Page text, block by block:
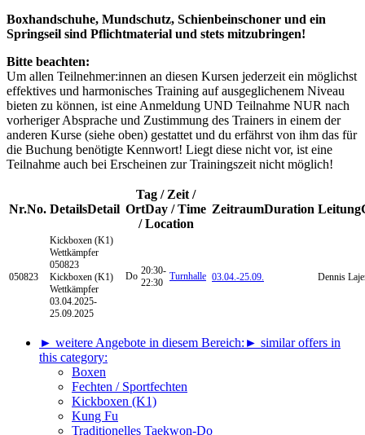
Boxhandschuhe, Mundschutz, Schienbeinschoner und ein
Springseil sind Pflichtmaterial und stets mitzubringen!
Bitte beachten:
Um allen Teilnehmer:innen an diesen Kursen jederzeit ein möglichst
effektives und harmonisches Training auf ausgeglichenem Niveau
bieten zu können, ist eine Anmeldung UND Teilnahme NUR nach
vorheriger Absprache und Zustimmung des Trainers in einem der
anderen Kurse (siehe oben) gestattet und du erfährst von ihm das für
die Buchung benötigte Kennwort! Liegt diese nicht vor, ist eine
Teilnahme auch bei Erscheinen zur Trainingszeit nicht möglich!
Nr.No. DetailsDetail
Tag / Zeit /
OrtDay / Time
/ Location
ZeitraumDuration Leitung
050823
Kickboxen (K1)
Wettkämpfer
050823
Kickboxen (K1)
Wettkämpfer
03.04.2025-
25.09.2025
Do 20:30-
22:30
Turnhalle 03.04.-25.09. Dennis
► weitere Angebote in diesem Bereich: ► similar offers in
this category:
Boxen
Fechten / Sportfechten
Kickboxen (K1)
Kung Fu
Traditionelles Taekwon-Do